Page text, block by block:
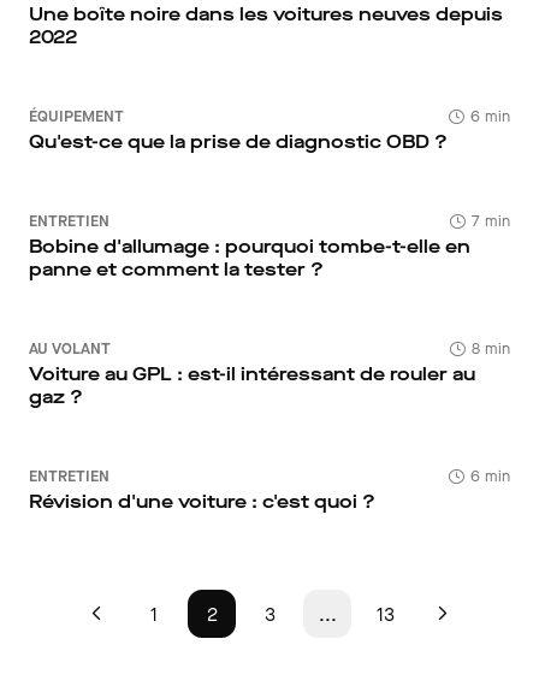
Une boîte noire dans les voitures neuves depuis
2022
ÉQUIPEMENT 6 min
Qu'est-ce que la prise de diagnostic OBD ?
ENTRETIEN 7 min
Bobine d'allumage : pourquoi tombe-t-elle en
panne et comment la tester ?
AU VOLANT 8 min
Voiture au GPL : est-il intéressant de rouler au
gaz ?
ENTRETIEN 6 min
Révision d'une voiture : c'est quoi ?
1 2 3 ... 13